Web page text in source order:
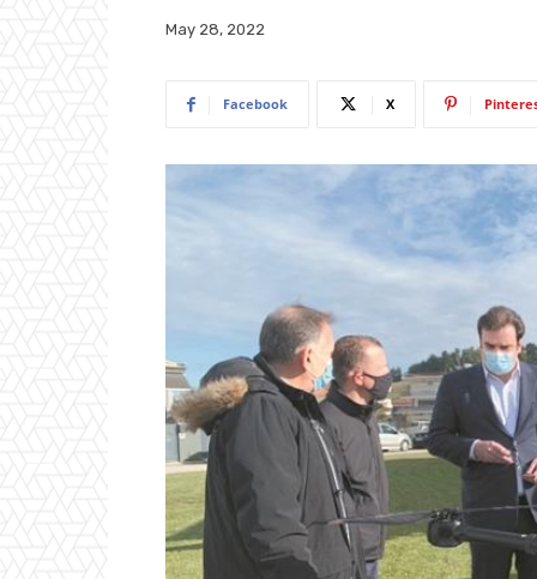
May 28, 2022
Facebook X